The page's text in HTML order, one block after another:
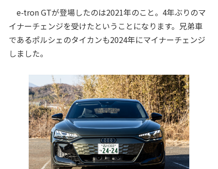
e-tron GTが登場したのは2021年のこと。4年ぶりのマ
イナーチェンジを受けたということになります。兄弟車
であるポルシェのタイカンも2024年にマイナーチェンジ
しました。